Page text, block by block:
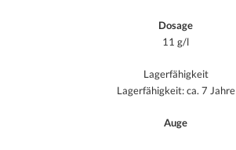
Dosage
11 g/l
Lagerfähigkeit
Lagerfähigkeit: ca. 7 Jahre
Auge